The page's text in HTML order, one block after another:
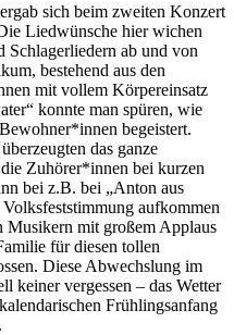
sich beim zweiten Konzert
Liedwünsche hier wichen
Schlagerliedern ab und von
bestehend aus den
mit vollem Körpereinsatz
konnte man spüren, wie
begeistert.
das ganze
Zuhörer*innen bei kurzen
bei z.B. bei „Anton aus
aufkommen
Musikern mit großem Applaus
für diesen tollen
Diese Abwechslung im
keiner vergessen – das Wetter
Frühlingsanfang